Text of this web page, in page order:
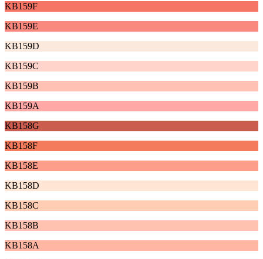
KB159F
KB159E
KB159D
KB159C
KB159B
KB159A
KB158G
KB158F
KB158E
KB158D
KB158C
KB158B
KB158A